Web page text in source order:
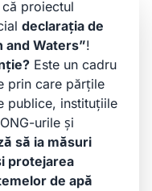
proiectul
declarația de
and Waters”!
Este un cadru
prin care părțile
publice, instituțiile
urile și
să ia măsuri
protejarea
de apă